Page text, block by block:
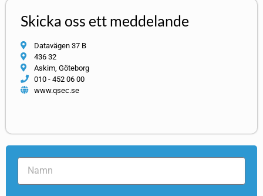
Skicka oss ett meddelande
Datavägen 37 B
436 32
Askim, Göteborg
010 - 452 06 00
www.qsec.se